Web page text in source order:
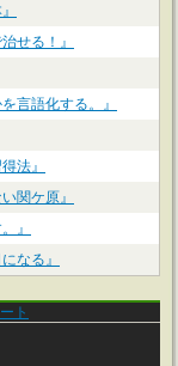
せる！』
言語化する。』
法』
関ケ原』
』
なる』
ト